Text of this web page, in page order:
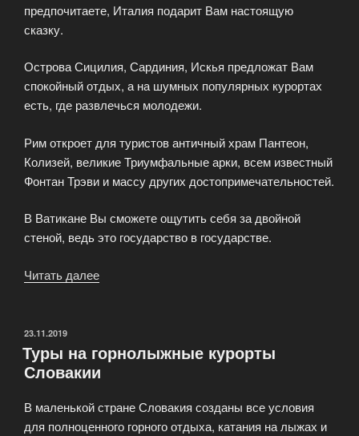
предпочитаете, Италия подарит Вам настоящую
сказку.
Острова Сицилия, Сардиния, Искья предложат Вам
спокойный отдых, а на шумных популярных курортах
есть, где развлечься молодежи.
Рим откроет для туристов античный храм Пантеон,
Колизей, великие Триумфальные арки, всем известный
Фонтан Трэви и массу других достопримечательностей.
В Ватикане Вы сможете ощутить себя за двойной
стеной, ведь это государство в государстве.
Читать далее
ОПУБЛИКОВАНО
23.11.2019
Туры на горнолыжные курорты
Словакии
В маленькой стране Словакия созданы все условия
для полноценного горного отдыха, катания на лыжах и